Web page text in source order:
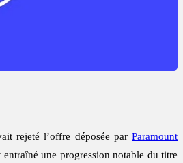
rejeté l’offre déposée parParamount
une progression notable du titre